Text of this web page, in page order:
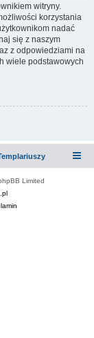
witryny.
korzystania
nadać
się z naszym
z odpowiedziami na
wiele podstawowych
Limited